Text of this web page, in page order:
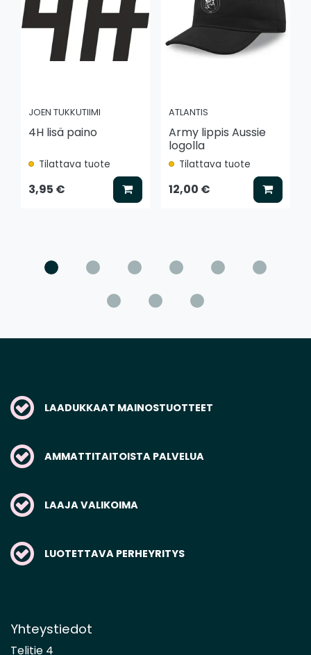
JOEN TUKKUTIIMI
4H lisä paino
Tilattava tuote
3,95 € Lisää koriin
ATLANTIS
Army lippis Aussie
logolla
Tilattava tuote
12,00 € Lisää
LAADUKKAAT MAINOSTUOTTEET
AMMATTITAITOISTA PALVELUA
LAAJA VALIKOIMA
LUOTETTAVA PERHEYRITYS
Yhteystiedot
Telitie 4